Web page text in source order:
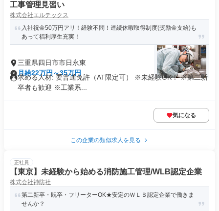
工事管理見習い
株式会社エルテックス
入社祝金50万円アリ！経験不問！連続休暇取得制度(奨励金支給)も
あって福利厚生充実！
三重県四日市市日永東
月給22万円～35万円
求める人材: 要普通免許（AT限定可） ※未経験OK！ ※第二新
卒者も歓迎 ※工業系...
気になる
この企業の類似求人を見る
正社員
【東京】未経験から始める消防施工管理/WLB認定企業
株式会社神防社
第二新卒・既卒・フリーターOK★安定のＷＬＢ認定企業で働きま
せんか？